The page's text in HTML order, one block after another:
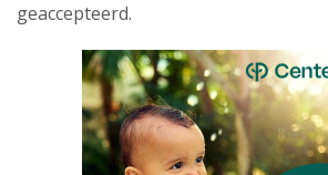
geaccepteerd.